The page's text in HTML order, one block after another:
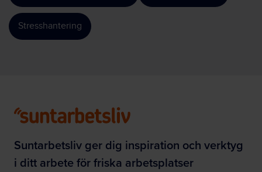
Stresshantering
Suntarbetsliv ger dig inspiration och verktyg
i ditt arbete för friska arbetsplatser